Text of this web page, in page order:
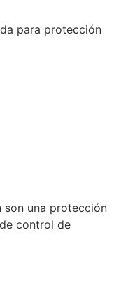
para protección
son una protección
control de